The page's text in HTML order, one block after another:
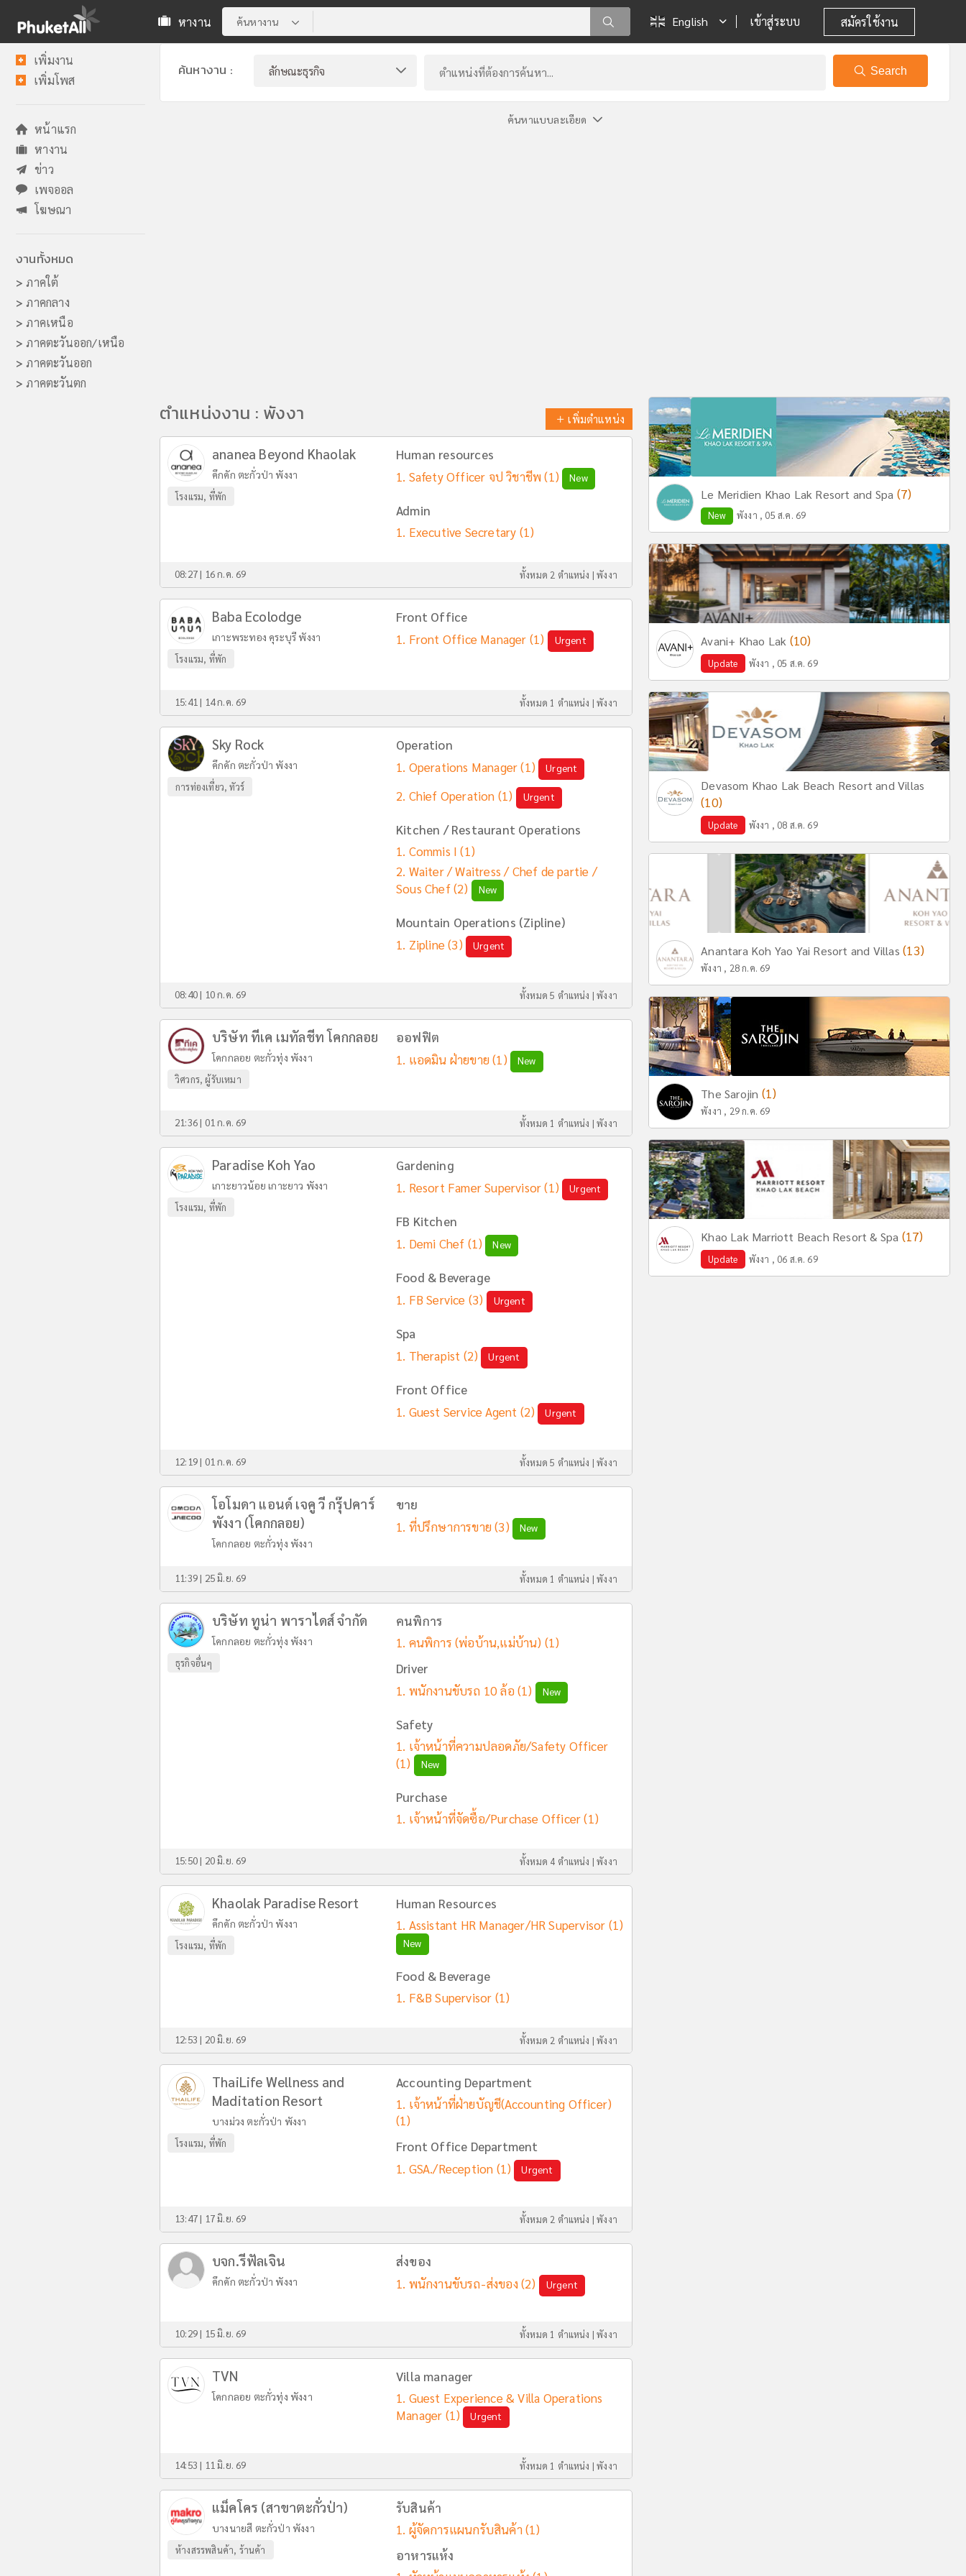
หางาน ค้นหางาน English เข้าสู่ระบบ สมัครใช้งาน
เพิ่มงาน
เพิ่มโพส
หน้าแรก
หางาน
ข่าว
เพจออล
โฆษณา
งานทั้งหมด
> ภาคใต้
> ภาคกลาง
> ภาคเหนือ
> ภาคตะวันออก/เหนือ
> ภาคตะวันออก
> ภาคตะวันตก
ค้นหางาน : Search
ค้นหาแบบละเอียด
ตำแหน่งงาน : พังงา เพิ่มตำแหน่ง
ananea Beyond Khaolak
คึกคัก ตะกั่วป่า พังงา
โรงแรม, ที่พัก
Human resources
Safety Officer จป วิชาชีพ(1) New
Admin
Executive Secretary (1)
08:27 | 16 ก.ค. 69 ทั้งหมด 2 ตำแหน่ง |พังงา
Baba Ecolodge
เกาะพระทอง คุระบุรี พังงา
โรงแรม, ที่พัก
Front Office
Front Office Manager (1) Urgent
15:41 | 14 ก.ค. 69 ทั้งหมด 1 ตำแหน่ง |พังงา
Sky Rock
คึกคัก ตะกั่วป่า พังงา
การท่องเที่ยว, ทัวร์
Operation
Operations Manager(1) Urgent
Chief Operation (1) Urgent
Kitchen / Restaurant Operations
Commis I (1)
Waiter / Waitress / Chef de partie /
Sous Chef(2) New
Mountain Operations (Zipline)
Zipline(3) Urgent
08:40 | 10 ก.ค. 69 ทั้งหมด 5 ตำแหน่ง |พังงา
บริษัท ทีเค เมทัลชีท โคกกลอย
โคกกลอย ตะกั่วทุ่ง พังงา
วิศวกร, ผู้รับเหมา
ออฟฟิต
แอดมิน ฝ่ายขาย(1) New
21:36 | 01 ก.ค. 69 ทั้งหมด 1 ตำแหน่ง |พังงา
Paradise Koh Yao
เกาะยาวน้อย เกาะยาว พังงา
โรงแรม, ที่พัก
Gardening
Resort Famer Supervisor(1) Urgent
FB Kitchen
Demi Chef (1) New
Food & Beverage
FB Service (3) Urgent
Spa
Therapist (2) Urgent
Front Office
Guest Service Agent (2) Urgent
12:19 | 01 ก.ค. 69 ทั้งหมด 5 ตำแหน่ง |พังงา
โอโมดา แอนด์ เจคู วี กรุ๊ปคาร์
พังงา (โคกกลอย)
โคกกลอย ตะกั่วทุ่ง พังงา
ขาย
ที่ปรึกษาการขาย(3) New
11:39 | 25 มิ.ย. 69 ทั้งหมด 1 ตำแหน่ง |พังงา
บริษัท ทูน่า พาราไดส์ จำกัด
โคกกลอย ตะกั่วทุ่ง พังงา
ธุรกิจอื่นๆ
คนพิการ
คนพิการ (พ่อบ้าน,แม่บ้าน) (1)
Driver
พนักงานขับรถ 10 ล้อ(1) New
Safety
เจ้าหน้าที่ความปลอดภัย/Safety Officer
(1)
New
Purchase
เจ้าหน้าที่จัดซื้อ/Purchase Officer(1)
15:50 | 20 มิ.ย. 69 ทั้งหมด 4 ตำแหน่ง |พังงา
Khaolak Paradise Resort
คึกคัก ตะกั่วป่า พังงา
โรงแรม, ที่พัก
Human Resources
Assistant HR Manager/HR Supervisor (1)
New
Food & Beverage
F&B Supervisor (1)
12:53 | 20 มิ.ย. 69 ทั้งหมด 2 ตำแหน่ง |พังงา
ThaiLife Wellness and
Maditation Resort
บางม่วง ตะกั่วป่า พังงา
โรงแรม, ที่พัก
Accounting Department
เจ้าหน้าที่ฝ่ายบัญชี(Accounting Officer)
(1)
Front Office Department
GSA./Reception (1) Urgent
13:47 | 17 มิ.ย. 69 ทั้งหมด 2 ตำแหน่ง |พังงา
บจก.รีฟัลเจิน
คึกคัก ตะกั่วป่า พังงา
ส่งของ
พนักงานขับรถ-ส่งของ(2) Urgent
10:29 | 15 มิ.ย. 69 ทั้งหมด 1 ตำแหน่ง |พังงา
TVN
โคกกลอย ตะกั่วทุ่ง พังงา
Villa manager
Guest Experience & Villa Operations
Manager (1) Urgent
14:53 | 11 มิ.ย. 69 ทั้งหมด 1 ตำแหน่ง |พังงา
แม็คโคร (สาขาตะกั่วป่า)
บางนายสี ตะกั่วป่า พังงา
ห้างสรรพสินค้า, ร้านค้า
รับสินค้า
ผู้จัดการแผนกรับสินค้า(1)
อาหารแห้ง
Le Meridien Khao Lak Resort and Spa (7)
New พังงา , 05 ส.ค. 69
Avani+ Khao Lak (10)
Update พังงา , 05 ส.ค. 69
Devasom Khao Lak Beach Resort and Villas
(10)
Update พังงา , 08 ส.ค. 69
Anantara Koh Yao Yai Resort and Villas(13)
พังงา , 28 ก.ค. 69
The Sarojin (1)
พังงา , 29 ก.ค. 69
Khao Lak Marriott Beach Resort & Spa (17)
Update พังงา , 06 ส.ค. 69